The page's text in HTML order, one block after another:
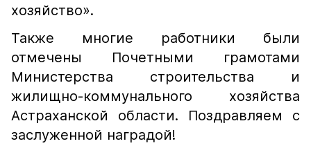
хозяйство».
Также многие работники были
отмечены Почетными грамотами
Министерства строительства и
жилищно-коммунального хозяйства
Астраханской области. Поздравляем с
заслуженной наградой!